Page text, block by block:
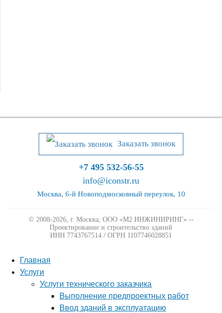
Заказать звонок
+7 495 532-56-55
info@iconstr.ru
Москва, 6-й Новоподмосковный переулок, 10
© 2008-2026, г. Москва, ООО «М2 ИНЖИНИРИНГ» --
Проектирование и строительство зданий
ИНН 7743767514 / ОГРН 1107746028851
Главная
Услуги
Услуги технического заказчика
Выполнение предпроектных работ
Ввод зданий в эксплуатацию